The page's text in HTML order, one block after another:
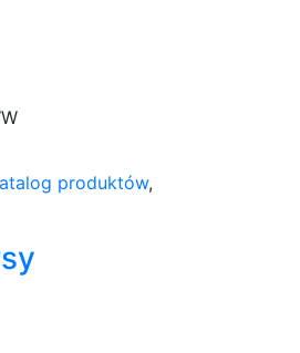
produktów,